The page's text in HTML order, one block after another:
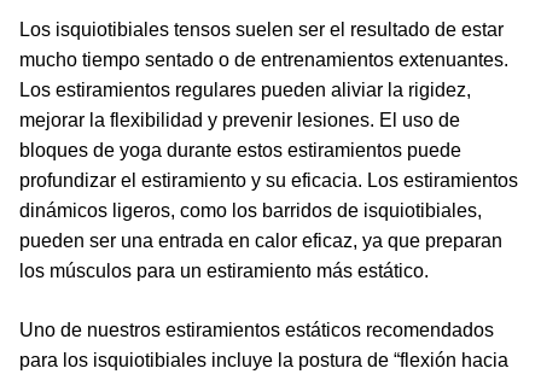
Los isquiotibiales tensos suelen ser el resultado de estar
mucho tiempo sentado o de entrenamientos extenuantes.
Los estiramientos regulares pueden aliviar la rigidez,
mejorar la flexibilidad y prevenir lesiones. El uso de
bloques de yoga durante estos estiramientos puede
profundizar el estiramiento y su eficacia. Los estiramientos
dinámicos ligeros, como los barridos de isquiotibiales,
pueden ser una entrada en calor eficaz, ya que preparan
los músculos para un estiramiento más estático.
Uno de nuestros estiramientos estáticos recomendados
para los isquiotibiales incluye la postura de “flexión hacia